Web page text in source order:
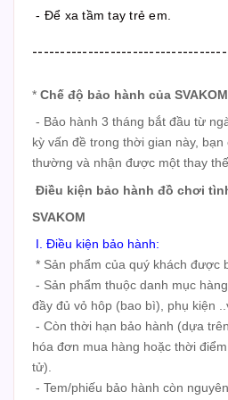
- Để xa tầm tay trẻ em.
* Chế độ bảo hành của SVAKOM
- Bảo hành 3 tháng bắt đầu từ
kỳ vấn đề trong thời gian này,
thường và nhận được một thay
Điều kiện bảo hành đồ chơi
SVAKOM
I. Điều kiện bảo hành:
* Sản phẩm của quý khách được
- Sản phẩm thuộc danh mục
đầy đủ vỏ hôp (bao bì), phụ kiện
- Còn thời hạn bảo hành (dựa
hóa đơn mua hàng hoặc thời
tử).
- Tem/phiếu bảo hành còn